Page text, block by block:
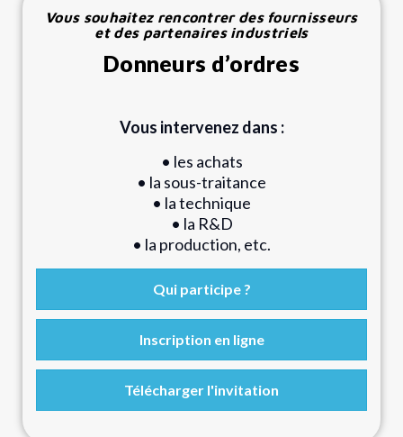
Vous souhaitez rencontrer des fournisseurs
et des partenaires industriels
Donneurs d’ordres
Vous intervenez dans :
• les achats
• la sous-traitance
• la technique
• la R&D
• la production, etc.
Qui participe ?
Inscription en ligne
Télécharger l'invitation